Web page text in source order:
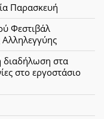
Παρασκευή
Φεστιβάλ
Αλληλεγγύης
διαδήλωση στα
στο εργοστάσιο